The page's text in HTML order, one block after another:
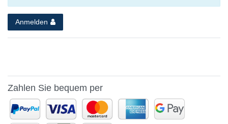
Anmelden
Zahlen Sie bequem per